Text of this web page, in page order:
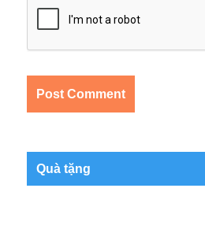
Quà tặng